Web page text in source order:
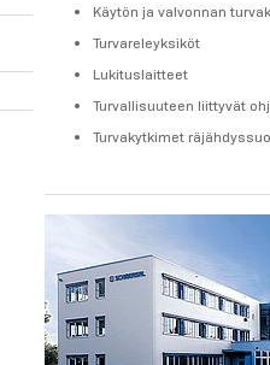
Käytön ja valvonnan
Turvareleyksiköt
Lukituslaitteet
Turvallisuuteen liittyvät
Turvakytkimet